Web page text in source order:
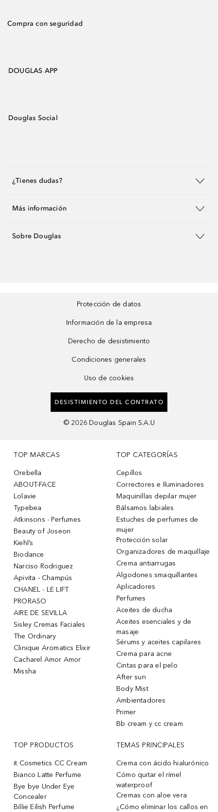
Compra con seguridad
DOUGLAS APP
Douglas Social
¿Tienes dudas?
Más información
Sobre Douglas
Protección de datos
Información de la empresa
Derecho de desistimiento
Condiciones generales
Uso de cookies
DESISTIMIENTO DEL CONTRATO
© 2026 Douglas Spain S.A.U
TOP MARCAS
Orebella
ABOUT-FACE
Lolavie
Typebea
Atkinsons - Perfumes
Beauty of Joseon
Kiehl’s
Biodance
Narciso Rodriguez
Apivita - Champús
CHANEL - LE LIFT
PRORASO
AIRE DE SEVILLA
Sisley Cremas Faciales
The Ordinary
Clinique Aromatics Elixir
Cacharel Amor Amor
Missha
TOP CATEGORÍAS
Cepillos
Correctores e Iluminadores
Maquinillas depilar mujer
Bálsamos labiales
Estuches de perfumes de
mujer
Protección solar
Organizadores de maquillaje
Crema antiarrugas
Algodones smaquillantes
Aplicadores
Perfumes
Aceites de ducha
Aceites esenciales y de
masaje
Sérums y aceites capilares
Crema para acne
Cintas para el pelo
After sun
Body Mist
Ambientadores
Primer
Bb cream y cc cream
TOP PRODUCTOS
it Cosmetics CC Cream
Bianco Latte Perfume
Bye bye Under Eye
Concealer
Billie Eilish Perfume
TEMAS PRINCIPALES
Crema con ácido hialurónico
Cómo quitar el rímel
waterproof
Cremas con aloe vera
¿Cómo eliminar los callos en